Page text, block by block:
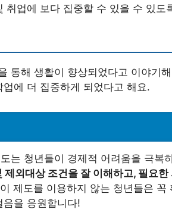
취업에 보다 집중할 수 있을 수 있도
통해 생활이 향상되었다고 이야기
에 더 집중하게 되었다고 해요.
는 청년들이 경제적 어려움을 극복
제외대상 조건을 잘 이해하고, 필요
제도를 이용하지 않는 청년들은
을 응원합니다!